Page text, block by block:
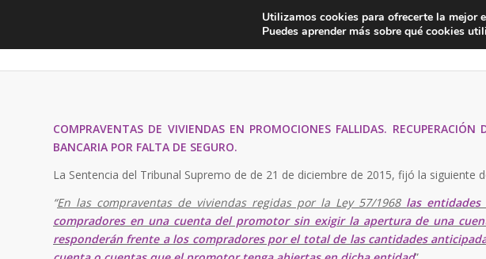
COMPRAVENTAS DE VIVIENDAS EN PROMOCIONES FALLIDAS.
BANCARIA POR FALTA DE SEGURO.
La Sentencia del Tribunal Supremo de de 21 de diciembre de 2015, fijó la siguiente
“En las compraventas de viviendas regidas por la Ley 57/1968 las
compradores en una cuenta del promotor sin exigir la apertura de una
responderán frente a los compradores por el total de las cantidades
Utilizamos cookies para ofrecerte la mejor
Puedes aprender más sobre qué cookies